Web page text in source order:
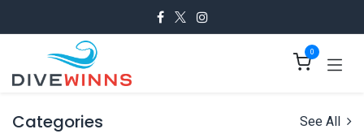
0
Categories See All